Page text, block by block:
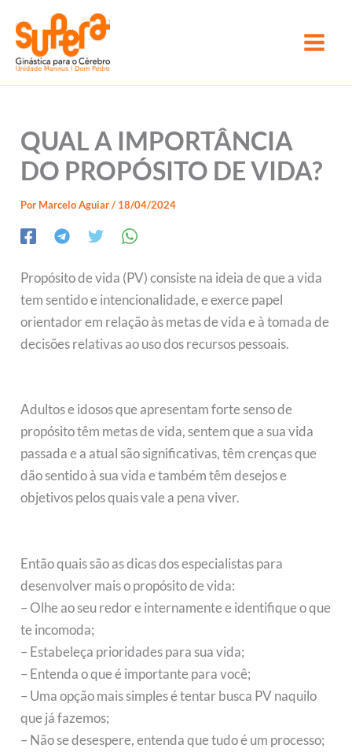
para
conteúdo
Supera Manaus Dom Pedro
QUAL A IMPORTÂNCIA
DO PROPÓSITO DE VIDA?
Por Marcelo Aguiar/ 18/04/2024
Propósito de vida (PV) consiste na ideia de que a vida
tem sentido e intencionalidade, e exerce papel
orientador em relação às metas de vida e à tomada de
decisões relativas ao uso dos recursos pessoais.
Adultos e idosos que apresentam forte senso de
propósito têm metas de vida, sentem que a sua vida
passada e a atual são significativas, têm crenças que
dão sentido à sua vida e também têm desejos e
objetivos pelos quais vale a pena viver.
Então quais são as dicas dos especialistas para
desenvolver mais o propósito de vida:
– Olhe ao seu redor e internamente e identifique o que
te incomoda;
– Estabeleça prioridades para sua vida;
– Entenda o que é importante para você;
– Uma opção mais simples é tentar busca PV naquilo
que já fazemos;
– Não se desespere, entenda que tudo é um processo;